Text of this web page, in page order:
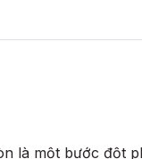
là một bước đột